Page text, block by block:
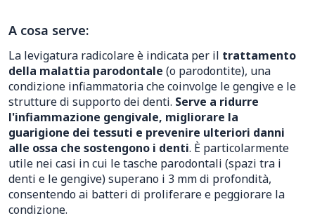
A cosa serve:
La levigatura radicolare è indicata per il trattamento
della malattia parodontale (o parodontite), una
condizione infiammatoria che coinvolge le gengive e le
strutture di supporto dei denti. Serve a ridurre
l'infiammazione gengivale, migliorare la
guarigione dei tessuti e prevenire ulteriori danni
alle ossa che sostengono i denti. È particolarmente
utile nei casi in cui le tasche parodontali (spazi tra i
denti e le gengive) superano i 3 mm di profondità,
consentendo ai batteri di proliferare e peggiorare la
condizione.